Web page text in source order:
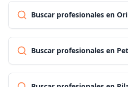
Buscar profesionales en
Buscar profesionales en